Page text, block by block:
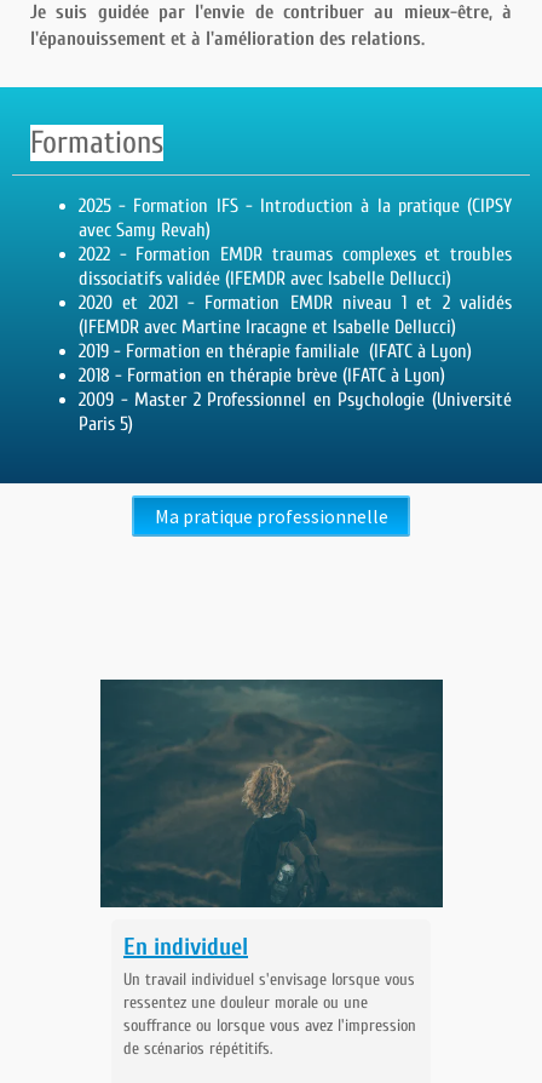
Je suis guidée par l'envie de contribuer au mieux-être, à
l'épanouissement et à l'amélioration des relations.
Formations
2025 - Formation IFS - Introduction à la pratique (CIPSY
avec Samy Revah)
2022 - Formation EMDR traumas complexes et troubles
dissociatifs validée (IFEMDR avec Isabelle Dellucci)
2020 et 2021 - Formation EMDR niveau 1 et 2 validés
(IFEMDR avec Martine Iracagne et Isabelle Dellucci)
2019 - Formation en thérapie familiale (IFATC à Lyon)
2018 - Formation en thérapie brève (IFATC à Lyon)
2009 - Master 2 Professionnel en Psychologie (Université
Paris 5)
Ma pratique professionnelle
En individuel
Un travail individuel s'envisage lorsque vous
ressentez une douleur morale ou une
souffrance ou lorsque vous avez l'impression
de scénarios répétitifs.